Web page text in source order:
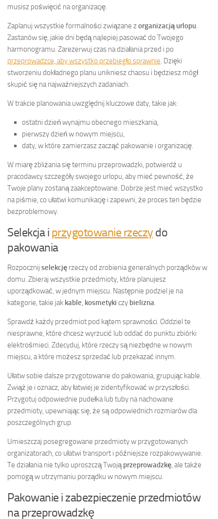
musisz poświęcić na organizację.
Zaplanuj wszystkie formalności związane zorganizacją urlopu
Zastanów się, jakie dni będą najlepiej pasować do Twojego
harmonogramu. Zarezerwuj czas na działania przed i po
przeprowadzce, aby wszystko przebiegło sprawnie . Dzięki
stworzeniu dokładnego planu unikniesz chaosu i będziesz mógł
skupić się na najważniejszych zadaniach.
W trakcie planowania uwzględnij kluczowe daty, takie jak:
ostatni dzień wynajmu obecnego mieszkania,
pierwszy dzień w nowym miejscu,
daty, w które zamierzasz zacząć pakowanie i organizację.
W miarę zbliżania się terminu przeprowadzki, potwierdź u
pracodawcy szczegóły swojego urlopu, aby mieć pewność, że
Twoje plany zostaną zaakceptowane. Dobrze jest mieć wszystko
na piśmie, co ułatwi komunikację i zapewni, że proces ten będzie
bezproblemowy.
Selekcja i przygotowanie rzeczy do
pakowania
Rozpocznij selekcję rzeczy od zrobienia generalnych porządków w
domu. Zbieraj wszystkie przedmioty, które planujesz
uporządkować, w jednym miejscu. Następnie podziel je na
kategorie, takie jak kable kosmetyki czy bielizna
Sprawdź każdy przedmiot pod kątem sprawności. Oddziel te
niesprawne, które chcesz wyrzucić lub oddać do punktu zbiórki
elektrośmieci. Zdecyduj, które rzeczy są niezbędne w nowym
miejscu, a które możesz sprzedać lub przekazać innym.
Ułatw sobie dalsze przygotowanie do pakowania, grupując kable.
Zwiąż je i oznacz, aby łatwiej je zidentyfikować w przyszłości.
Przygotuj odpowiednie pudełka lub tuby na nachowane
przedmioty, upewniając się, że są odpowiednich rozmiarów dla
poszczególnych grup.
Umieszczaj posegregowane przedmioty w przygotowanych
organizatorach, co ułatwi transport i późniejsze rozpakowywanie.
Te działania nie tylko uproszczą Twoją przeprowadzkę , ale także
pomogą w utrzymaniu porządku w nowym miejscu.
Pakowanie i zabezpieczenie przedmiotów
na przeprowadzkę